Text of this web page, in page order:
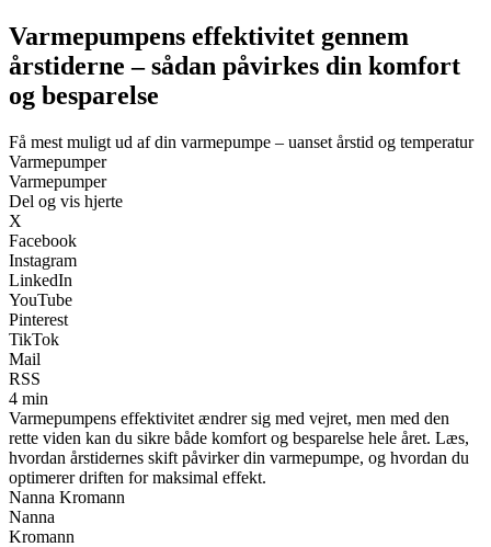
Varmepumpens effektivitet gennem
årstiderne – sådan påvirkes din komfort
og besparelse
Få mest muligt ud af din varmepumpe – uanset årstid og temperatur
Varmepumper
Varmepumper
Del og vis hjerte
X
Facebook
Instagram
LinkedIn
YouTube
Pinterest
TikTok
Mail
RSS
4 min
Varmepumpens effektivitet ændrer sig med vejret, men med den
rette viden kan du sikre både komfort og besparelse hele året. Læs,
hvordan årstidernes skift påvirker din varmepumpe, og hvordan du
optimerer driften for maksimal effekt.
Nanna Kromann
Nanna
Kromann